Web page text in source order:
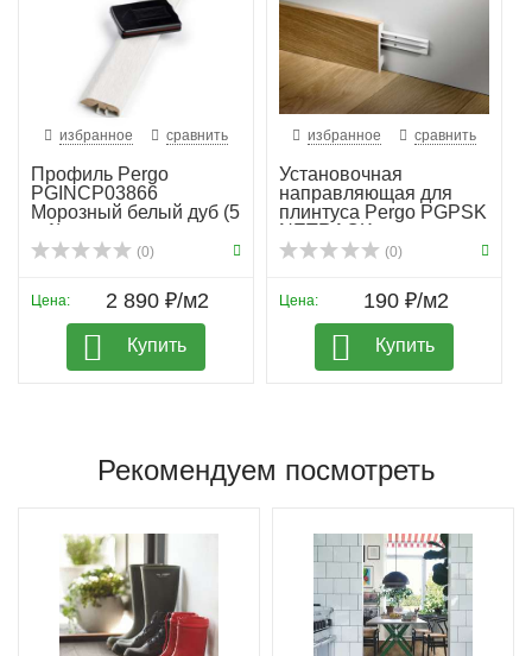
избранное сравнить
Профиль Pergo
PGINCP03866
Морозный белый дуб (5
в 1)
(0)
Цена: 2 890 ₽/м2
Купить
избранное сравнить
Установочная
направляющая для
плинтуса Pergo PGPSK
NETRACK
(0)
Цена: 190 ₽/м2
Купить
Рекомендуем посмотреть